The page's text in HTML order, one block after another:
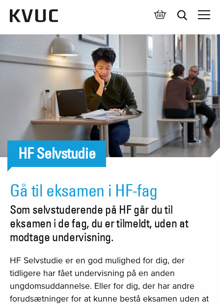
HF Selvstudie
Gå til eksamen i HF-fag
Som selvstuderende på HF går du til
eksamen i de fag, du er tilmeldt, uden at
modtage undervisning.
HF Selvstudie er en god mulighed for dig, der
tidligere har fået undervisning på en anden
ungdomsuddannelse. Eller for dig, der har andre
forudsætninger for at kunne bestå eksamen uden at